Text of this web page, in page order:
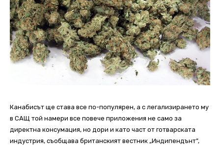
Канабисът ще става все по-популярен, а с легализирането му
в САЩ той намери все повече приложения не само за
директна консумация, но дори и като част от готварската
индустрия, съобщава британският вестник „Индипендънт”,